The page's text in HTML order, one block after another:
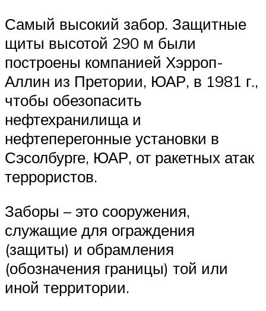
Самый высокий забор. Защитные
щиты высотой 290 м были
построены компанией Хэрроп-
Аллин из Претории, ЮАР, в 1981 г.,
чтобы обезопасить
нефтехранилища и
нефтеперегонные установки в
Сэсолбурге, ЮАР, от ракетных атак
террористов.
Заборы – это сооружения,
служащие для ограждения
(защиты) и обрамления
(обозначения границы) той или
иной территории.